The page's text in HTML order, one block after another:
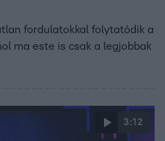
fordulatokkal folytatódik a
ma este is csak a legjobbak
3:12